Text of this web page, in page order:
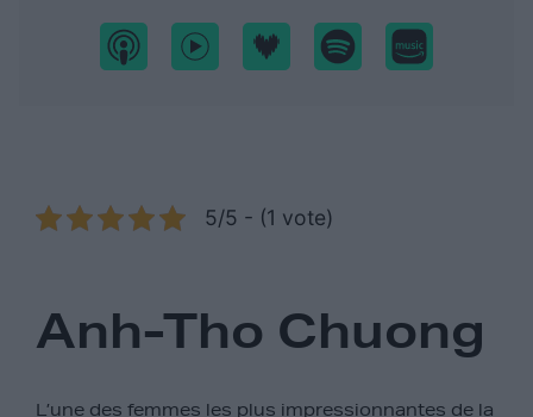
5/5 - (1 vote)
Anh-Tho Chuong
L’une des femmes les plus impressionnantes de la